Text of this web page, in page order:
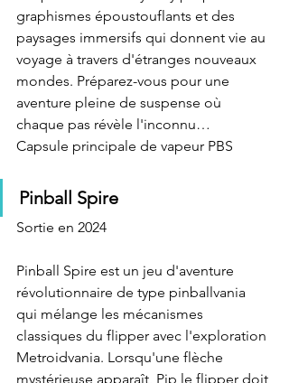
graphismes époustouflants et des
paysages immersifs qui donnent vie au
voyage à travers d'étranges nouveaux
mondes. Préparez-vous pour une
aventure pleine de suspense où
chaque pas révèle l'inconnu…
Capsule principale de vapeur PBS
Pinball Spire
Sortie en 2024
Pinball Spire est un jeu d'aventure
révolutionnaire de type pinballvania
qui mélange les mécanismes
classiques du flipper avec l'exploration
Metroidvania. Lorsqu'une flèche
mystérieuse apparaît, Pip le flipper doit